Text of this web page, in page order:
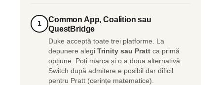
1
Common App, Coalition sau
QuestBridge
Duke acceptă toate trei platforme. La
depunere alegi Trinity sau Pratt ca primă
opțiune. Poți marca și o a doua alternativă.
Switch după admitere e posibil dar dificil
pentru Pratt (cerințe matematice).